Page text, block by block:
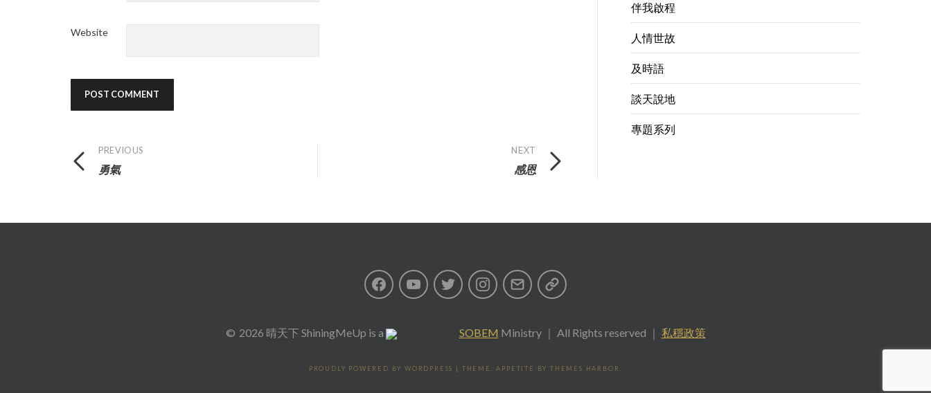
Website
Post
navigation
PREVIOUS
勇氣
NEXT
感恩
伴我啟程
人情世故
及時語
談天說地
專題系列
FacebookYoutubeTwitter InstagramEmail
私
策
2026 晴天下 ShiningMeUp is a SOBEM Ministry ｜ All Rights reserved ｜ 私穩政策
PROUDLY POWERED BY WORDPRESS | THEME: APPETITE BY THEMES HARBOR